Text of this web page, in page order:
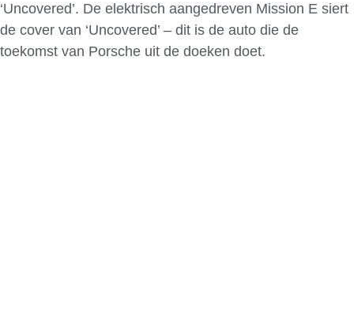
‘Uncovered’. De elektrisch aangedreven Mission E siert
de cover van ‘Uncovered’ – dit is de auto die de
toekomst van Porsche uit de doeken doet.